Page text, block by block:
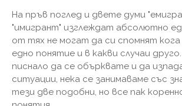
На пръв поглед и двете думи
"имигрант" изглеждат абсолютно
от тях не могат да си спомнят кога
едно понятие и в какви случаи
писнало да се обърквате и да
ситуации, нека се занимаваме със
тези две подобни, но все пак